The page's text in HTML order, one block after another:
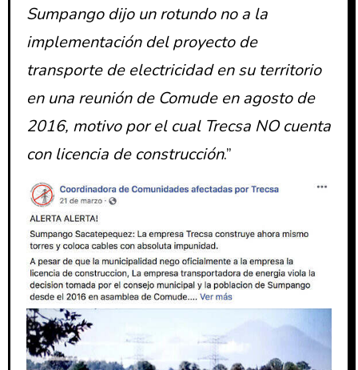
Sumpango dijo un rotundo no a la
implementación del proyecto de
transporte de electricidad en su territorio
en una reunión de Comude en agosto de
2016, motivo por el cual Trecsa NO cuenta
con licencia de construcción.”